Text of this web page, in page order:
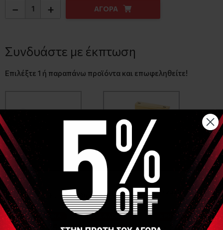
− + ΑΓΟΡΑ
Συνδυάστε με έκπτωση
Επιλέξτε 1 ή παραπάνω προϊόντα και επωφεληθείτε!
Συσκευή Hot Stone
Heater 6 L
130,00 €
Πέτρες Θεραπείας
45τμχ (Basalt
Massage Stone set)
125,00 €
Έχουν επιλεχθεί
0 Προϊόντα